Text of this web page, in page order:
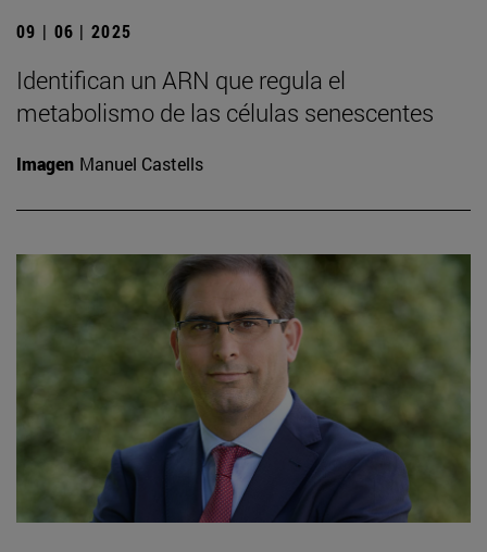
09 | 06 | 2025
Identifican un ARN que regula el
metabolismo de las células senescentes
Imagen Manuel Castells